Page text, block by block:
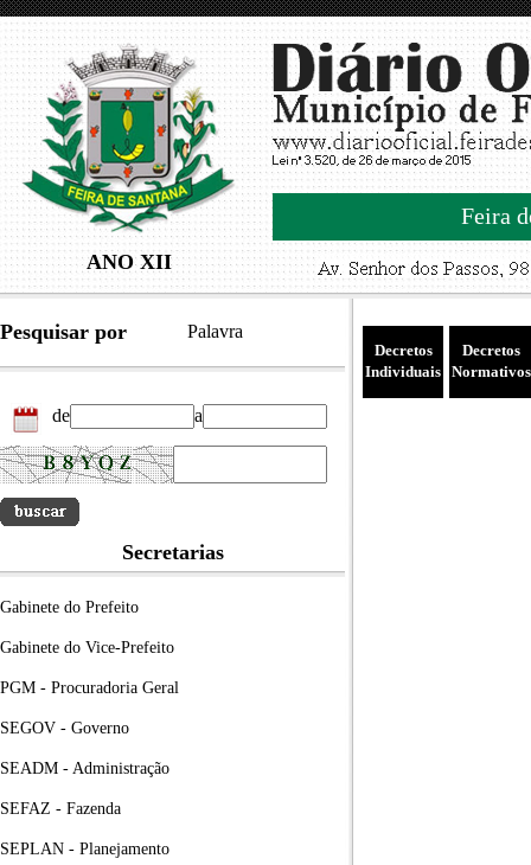
ANO XII
Feira
Pesquisar por Palavra
de a
Secretarias
Gabinete do Prefeito
Gabinete do Vice-Prefeito
PGM - Procuradoria Geral
SEGOV - Governo
SEADM - Administração
SEFAZ - Fazenda
SEPLAN - Planejamento
Decretos
Individuais
Decretos
Normativos